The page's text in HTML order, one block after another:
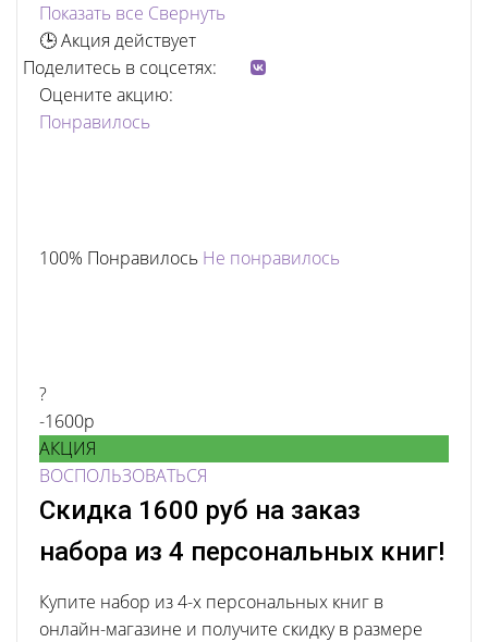
Показать все Свернуть
🕒 Акция действует
Поделитесь в соцсетях:
Оцените акцию:
Понравилось
100% Понравилось Не понравилось
?
-1600р
АКЦИЯ
ВОСПОЛЬЗОВАТЬСЯ
Скидка 1600 руб на заказ
набора из 4 персональных книг!
Купите набор из 4-х персональных книг в
онлайн-магазине и получите скидку в размере